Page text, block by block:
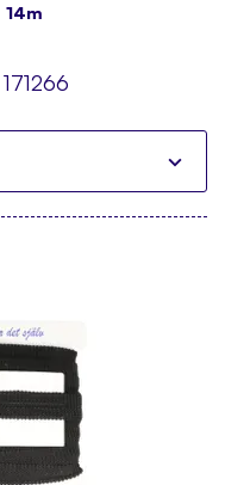
171266